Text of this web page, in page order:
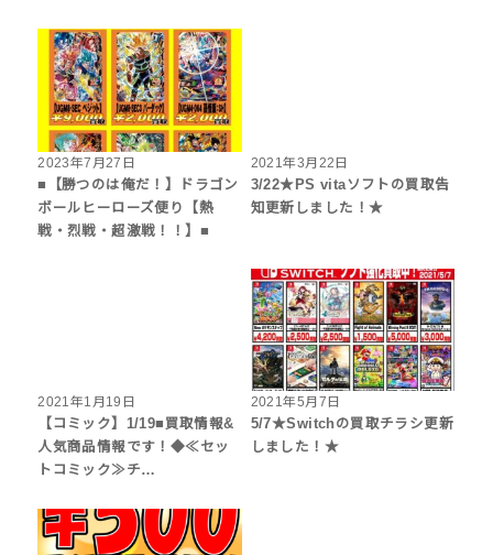
2023年7月27日
■【勝つのは俺だ！】ドラゴン
ボールヒーローズ便り【熱
戦・烈戦・超激戦！！】■
2021年3月22日
3/22★PS vitaソフトの買取告
知更新しました！★
2021年1月19日
【コミック】1/19■買取情報&
人気商品情報です！◆≪セッ
トコミック≫チ…
2021年5月7日
5/7★Switchの買取チラシ更新
しました！★